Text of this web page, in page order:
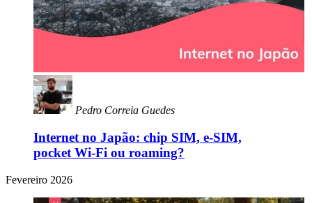
Pedro Correia Guedes
Internet no Japão: chip SIM, e-SIM,
pocket Wi-Fi ou roaming?
Fevereiro 2026